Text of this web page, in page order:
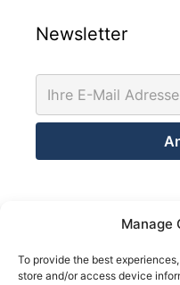
Manage
To provide the best
store and/or access device
Newsletter
Netsolution